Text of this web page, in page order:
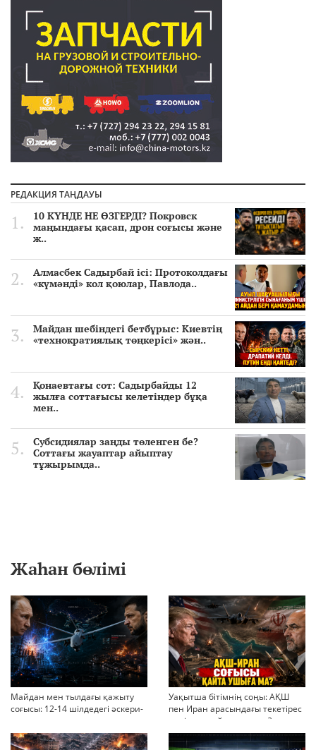
РЕДАКЦИЯ ТАҢДАУЫ
10 КҮНДЕ НЕ ӨЗГЕРДІ? Покровск
маңындағы қасап, дрон соғысы және
ж..
Алмасбек Садырбай ісі: Протоколдағы
«күмәнді» кол қоюлар, Павлода..
Майдан шебіндегі бетбұрыс: Киевтің
«технократиялық төңкерісі» жән..
Қонаевтағы сот: Садырбайды 12
жылға соттағысы келетіндер бұқа
мен..
Субсидиялар заңды төленген бе?
Соттағы жауаптар айыптау
тұжырымда..
Жаһан бөлімі
Майдан мен тылдағы қажыту
соғысы: 12-14 шілдедегі әскери-
Уақытша бітімнің соңы: АҚШ
пен Иран арасындағы текетірес
неліктен қайта ушықты?